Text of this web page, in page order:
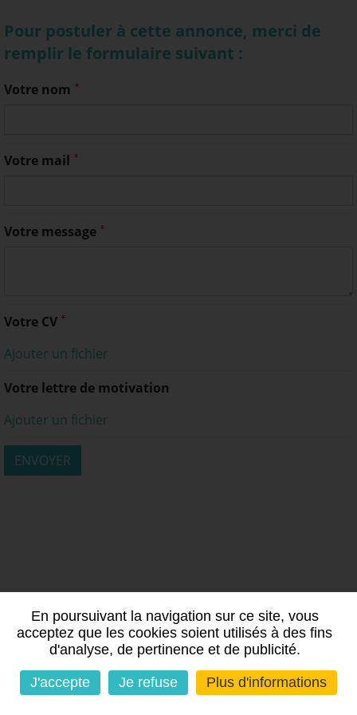
En poursuivant la navigation sur ce site, vous
acceptez que les cookies soient utilisés à des fins
d'analyse, de pertinence et de publicité.
J'accepte Je refuse Plus d'informations
Pour postuler à cette annonce, merci de
remplir le formulaire suivant :
Votre nom
Votre mail
Votre message
Votre CV
Ajouter un fichier
Votre lettre de motivation
Ajouter un fichier